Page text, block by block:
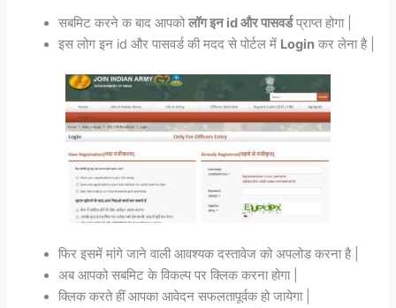
सबमिट करने क बाद आपकोलॉग इन id और पासवर्डप्राप्त होगा |
इस लोग इन id और पासवर्ड की मदद से पोर्टल में Login कर लेना है |
फिर इसमें मांगे जाने वाली आवश्यक दस्तावेज को अपलोड करना है |
अब आपको सबमिट के विकल्प पर क्लिक करना होगा |
क्लिक करते हीं आपका आवेदन सफलतापूर्वक हो जायेगा |